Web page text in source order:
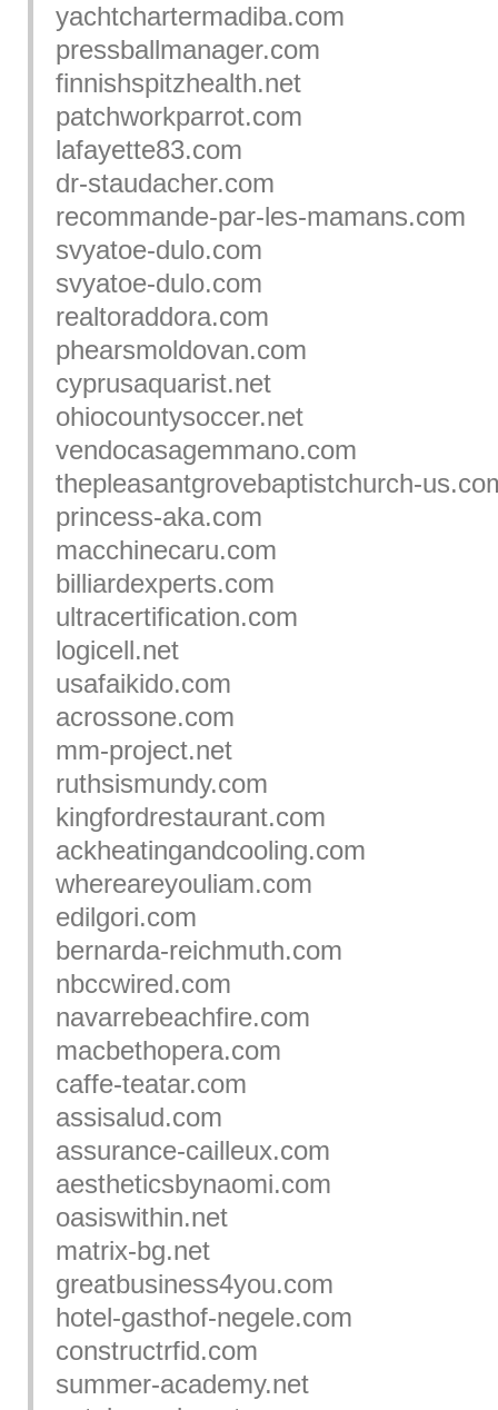
yachtchartermadiba.com
pressballmanager.com
finnishspitzhealth.net
patchworkparrot.com
lafayette83.com
dr-staudacher.com
recommande-par-les-mamans.com
svyatoe-dulo.com
svyatoe-dulo.com
realtoraddora.com
phearsmoldovan.com
cyprusaquarist.net
ohiocountysoccer.net
vendocasagemmano.com
thepleasantgrovebaptistchurch-
princess-aka.com
macchinecaru.com
billiardexperts.com
ultracertification.com
logicell.net
usafaikido.com
acrossone.com
mm-project.net
ruthsismundy.com
kingfordrestaurant.com
ackheatingandcooling.com
whereareyouliam.com
edilgori.com
bernarda-reichmuth.com
nbccwired.com
navarrebeachfire.com
macbethopera.com
caffe-teatar.com
assisalud.com
assurance-cailleux.com
aestheticsbynaomi.com
oasiswithin.net
matrix-bg.net
greatbusiness4you.com
hotel-gasthof-negele.com
constructrfid.com
summer-academy.net